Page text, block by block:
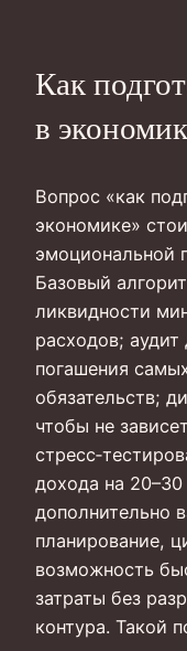
Как
в
Вопрос «как
экономике»
эмоциональной
Базовый
ликвидности
расходов;
погашения
обязательств;
чтобы не
дохода на
дополнительно
планирование,
возможность
затраты без
контура. Такой